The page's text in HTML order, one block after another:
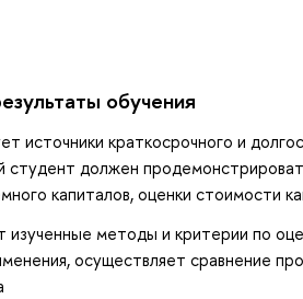
обучения
источники краткосрочного и
студент должен
капиталов, оценки стоимости
методы и критерии по
осуществляет сравнение